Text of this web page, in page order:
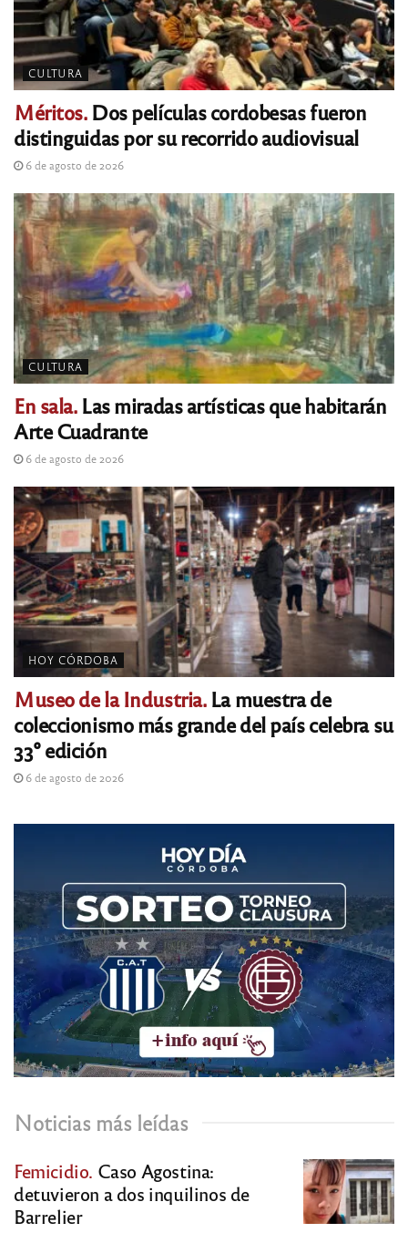
CULTURA
Méritos.Dos películas cordobesas fueron
distinguidas por su recorrido audiovisual
6 de agosto de 2026
CULTURA
En sala.Las miradas artísticas que habitarán
Arte Cuadrante
6 de agosto de 2026
HOY CÓRDOBA
Museo de la Industria.La muestra de
coleccionismo más grande del país celebra su
33° edición
6 de agosto de 2026
Noticias más leídas
Femicidio. Caso Agostina:
detuvieron a dos inquilinos de
Barrelier